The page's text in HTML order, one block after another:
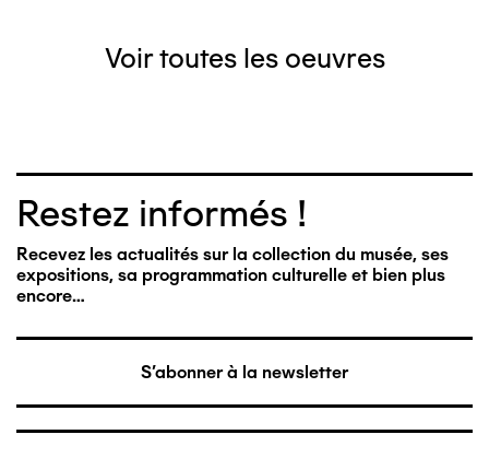
Voir toutes les oeuvres
Restez informés !
Recevez les actualités sur la collection du musée, ses
expositions, sa programmation culturelle et bien plus
encore…
S'abonner à la newsletter